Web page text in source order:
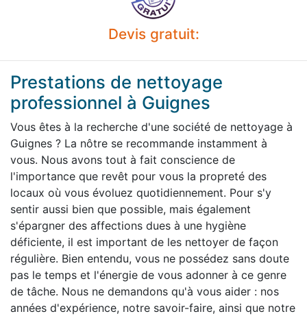
Devis gratuit:
Prestations de nettoyage
professionnel à Guignes
Vous êtes à la recherche d'une société de nettoyage à
Guignes ? La nôtre se recommande instamment à
vous. Nous avons tout à fait conscience de
l'importance que revêt pour vous la propreté des
locaux où vous évoluez quotidiennement. Pour s'y
sentir aussi bien que possible, mais également
s'épargner des affections dues à une hygiène
déficiente, il est important de les nettoyer de façon
régulière. Bien entendu, vous ne possédez sans doute
pas le temps et l'énergie de vous adonner à ce genre
de tâche. Nous ne demandons qu'à vous aider : nos
années d'expérience, notre savoir-faire, ainsi que notre